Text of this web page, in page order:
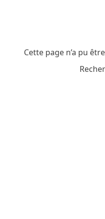
Cette page n’a pu